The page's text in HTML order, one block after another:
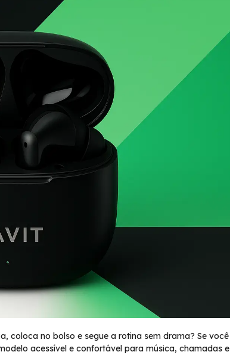
coloca no bolso e segue a rotina sem drama? Se
acessível e confortável para música, chamadas e